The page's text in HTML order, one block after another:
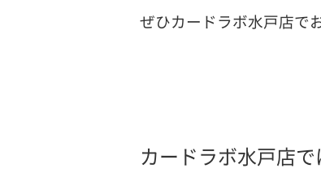
ぜひカードラボ水戸店で
カードラボ水戸店